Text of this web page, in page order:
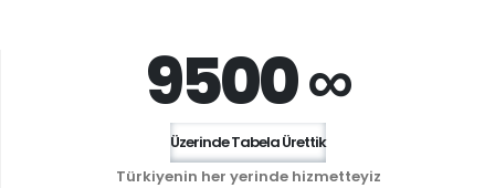
9500 ∞
Üzerinde Tabela Ürettik
Türkiyenin her yerinde hizmetteyiz